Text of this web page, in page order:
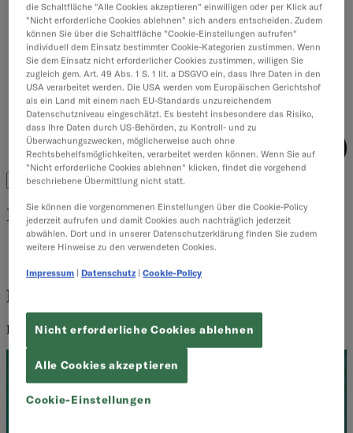
Inhalte filtern
Artikel
Endpoint Security
Relevante Inhalte zum Thema – konkretes Wissen im Überblick.
die Schaltfläche "Alle Cookies akzeptieren" einwilligen oder per Klick auf
"Nicht erforderliche Cookies ablehnen" sich anders entscheiden. Zudem
können Sie über die Schaltfläche "Cookie-Einstellungen aufrufen"
individuell dem Einsatz bestimmter Cookie-Kategorien zustimmen. Wenn
Sie dem Einsatz nicht erforderlicher Cookies zustimmen, willigen Sie
zugleich gem. Art. 49 Abs. 1 S. 1 lit. a DSGVO ein, dass Ihre Daten in den
USA verarbeitet werden. Die USA werden vom Europäischen Gerichtshof
als ein Land mit einem nach EU-Standards unzureichendem
Datenschutzniveau eingeschätzt. Es besteht insbesondere das Risiko,
dass Ihre Daten durch US-Behörden, zu Kontroll- und zu
Überwachungszwecken, möglicherweise auch ohne
Rechtsbehelfsmöglichkeiten, verarbeitet werden können. Wenn Sie auf
"Nicht erforderliche Cookies ablehnen" klicken, findet die vorgehend
beschriebene Übermittlung nicht statt.
Sie können die vorgenommenen Einstellungen über die Cookie-Policy
jederzeit aufrufen und damit Cookies auch nachträglich jederzeit
abwählen. Dort und in unserer Datenschutzerklärung finden Sie zudem
weitere Hinweise zu den verwendeten Cookies.
Impressum |Datenschutz|Cookie-Policy
Cookie-Einstellungen
Nicht erforderliche Cookies ablehnen
Alle Cookies akzeptieren